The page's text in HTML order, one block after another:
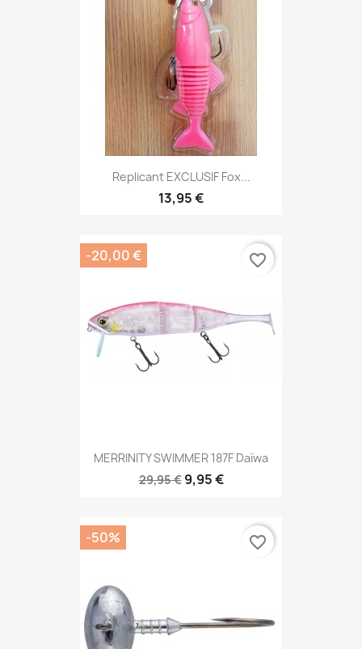
Replicant EXCLUSIF Fox...
13,95 €
MERRINITY SWIMMER 187F Daïwa
29,95 € 9,95 €
-20,00 € favorite_border
-50% favorite_border